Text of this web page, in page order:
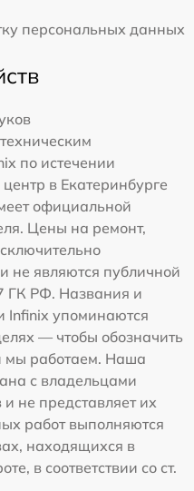
персональных данных
по истечении
в Екатеринбурге
официальной
Цены на ремонт,
не являются публичной
ГК РФ. Названия и
Infinix упоминаются
— чтобы обозначить
мы работаем. Наша
с владельцами
не представляет их
работ выполняются
находящихся в
в соответствии со ст.